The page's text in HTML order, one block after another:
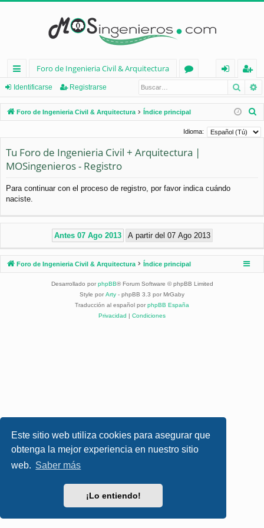
Este sitio web utiliza cookies para asegurar que
obtenga la mejor experiencia en nuestro sitio
web. Saber más
¡Lo entiendo!
nl
ac
es
pi
os
Foro de Ingenieria Civil & Arquitectura
os
nt
ifi
eg
ist
ra
Identificarse Registrarse
Foro de Ingenieria Civil & Arquitectura Índice principal
s
Idioma:
Tu Foro de Ingenieria Civil + Arquitectura |
MOSingenieros - Registro
Para continuar con el proceso de registro, por favor indica cuándo
naciste.
Foro de Ingenieria Civil & Arquitectura Índice principal
Desarrollado por phpBB® Forum Software © phpBB Limited
Style por Arty - phpBB 3.3 por MrGaby
Traducción al español por phpBB España
Privacidad | Condiciones